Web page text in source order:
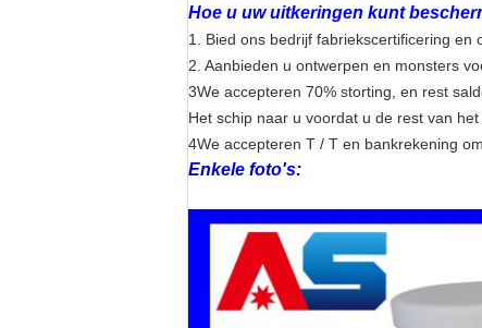
Hoe u uw uitkeringen kunt
1. Bied ons bedrijf fabriekscertificering en
2. Aanbieden u ontwerpen en monsters
3We accepteren 70% storting, en rest
Het schip naar u voordat u de rest van het
4We accepteren T / T en bankrekening
Enkele foto's: